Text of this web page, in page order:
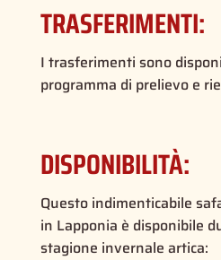
TRASFERIMENTI:
I trasferimenti sono
programma di prelievo e
DISPONIBILITÀ:
Questo indimenticabile
in Lapponia è disponibile
stagione invernale artica: